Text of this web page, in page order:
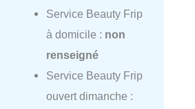
Service Beauty Frip
à domicile : non
renseigné
Service Beauty Frip
ouvert dimanche :